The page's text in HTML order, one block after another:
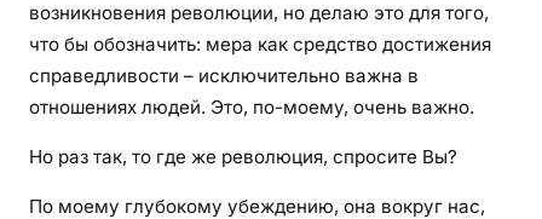
возникновения революции, но делаю это для того,
что бы обозначить: мера как средство достижения
справедливости – исключительно важна в
отношениях людей. Это, по-моему, очень важно.
Но раз так, то где же революция, спросите Вы?
По моему глубокому убеждению, она вокруг нас,